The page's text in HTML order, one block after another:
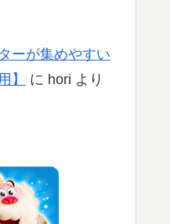
ーが集めやすい
】
に hori より